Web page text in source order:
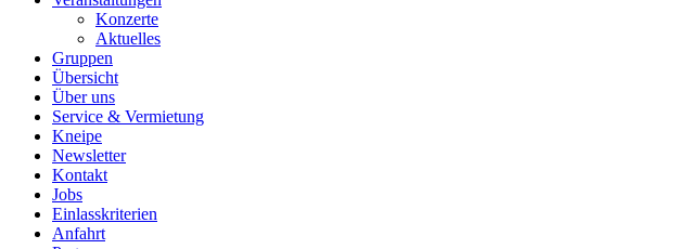
Konzerte
Aktuelles
Gruppen
Übersicht
Über uns
Service & Vermietung
Kneipe
Newsletter
Kontakt
Jobs
Einlasskriterien
Anfahrt